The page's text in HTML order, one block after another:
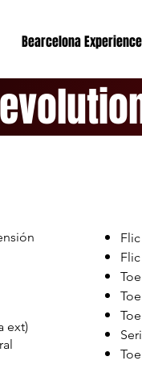
Bearcelona Experience
ext)